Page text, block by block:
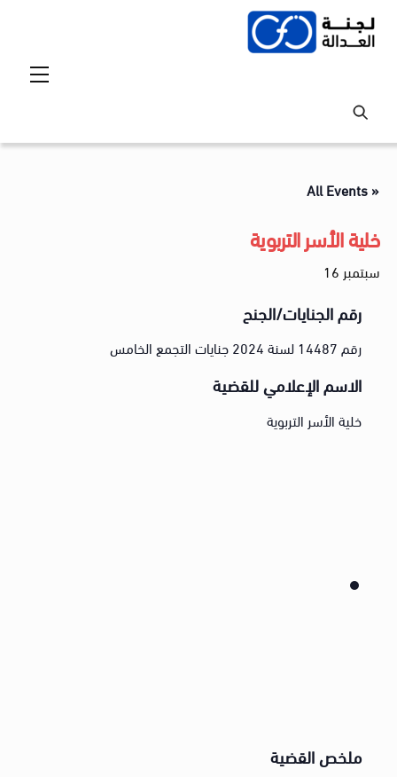
Skip
« All Events
خلية الأسر التربوية
سبتمبر 16
رقم الجنايات/الجنح
رقم 14487 لسنة 2024 جنايات التجمع الخامس
الاسم الإعلامي للقضية
خلية الأسر التربوية
ملخص القضية